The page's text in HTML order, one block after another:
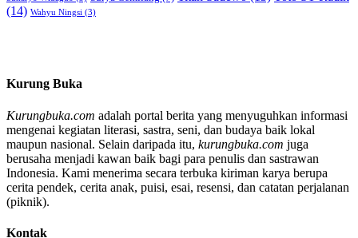
(14) Wahyu Ningsi (3)
Kurung Buka
Kurungbuka.com adalah portal berita yang menyuguhkan informasi
mengenai kegiatan literasi, sastra, seni, dan budaya baik lokal
maupun nasional. Selain daripada itu, kurungbuka.com juga
berusaha menjadi kawan baik bagi para penulis dan sastrawan
Indonesia. Kami menerima secara terbuka kiriman karya berupa
cerita pendek, cerita anak, puisi, esai, resensi, dan catatan perjalanan
(piknik).
Kontak